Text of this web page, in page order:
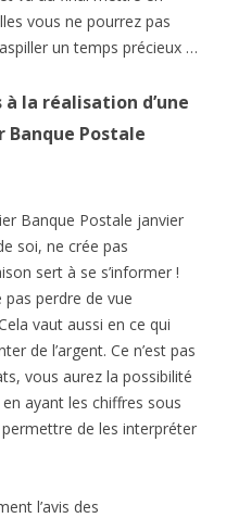
vous ne pourrez pas
un temps précieux …
la réalisation d’une
Postale
Banque Postale janvier
soi, ne crée pas
sert à se s’informer !
perdre de vue
vaut aussi en ce qui
de l’argent. Ce n’est pas
vous aurez la possibilité
ayant les chiffres sous
permettre de les interpréter
l’avis des